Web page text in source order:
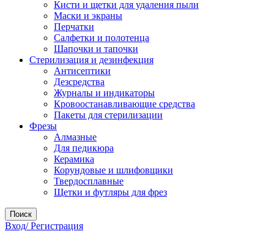
Кисти и щетки для удаления пыли
Маски и экраны
Перчатки
Салфетки и полотенца
Шапочки и тапочки
Стерилизация и дезинфекция
Антисептики
Дезсредства
Журналы и индикаторы
Кровоостанавливающие средства
Пакеты для стерилизации
Фрезы
Алмазные
Для педикюра
Керамика
Корундовые и шлифовщики
Твердосплавные
Щетки и футляры для фрез
Поиск
Вход/ Регистрация